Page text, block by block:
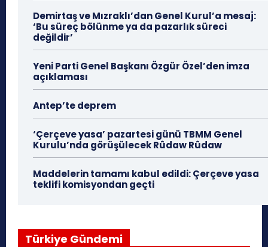
Demirtaş ve Mızraklı’dan Genel Kurul’a mesaj:
‘Bu süreç bölünme ya da pazarlık süreci
değildir’
Yeni Parti Genel Başkanı Özgür Özel’den imza
açıklaması
Antep’te deprem
‘Çerçeve yasa’ pazartesi günü TBMM Genel
Kurulu’nda görüşülecek Rûdaw Rûdaw
Maddelerin tamamı kabul edildi: Çerçeve yasa
teklifi komisyondan geçti
Türkiye Gündemi